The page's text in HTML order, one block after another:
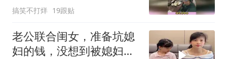
搞笑不打烊 19跟贴
老公联合闺女，准备坑媳
妇的钱，没想到被媳妇坑